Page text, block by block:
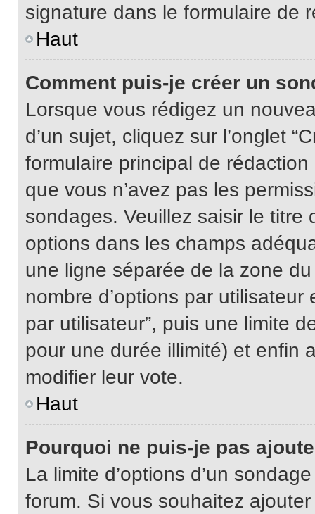
signature dans le formulaire de
Haut
Comment puis-je créer un
Lorsque vous rédigez un
d’un sujet, cliquez sur l’onglet
formulaire principal de
que vous n’avez pas les
sondages. Veuillez saisir le
options dans les champs
une ligne séparée de la zone
nombre d’options par
par utilisateur”, puis une limite
pour une durée illimité) et enfin
modifier leur vote.
Haut
Pourquoi ne puis-je pas
La limite d’options d’un
forum. Si vous souhaitez